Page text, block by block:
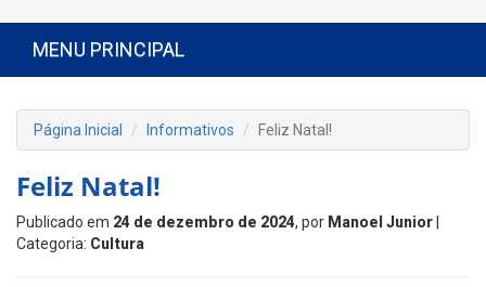
MENU PRINCIPAL
Página Inicial Informativos Feliz Natal!
Feliz Natal!
Publicado em 24 de dezembro de 2024, por Manoel Junior
Categoria: Cultura